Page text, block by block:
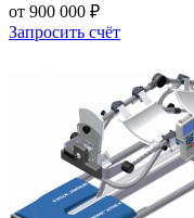
от 900 000 ₽
Запросить счёт